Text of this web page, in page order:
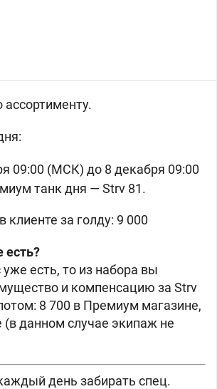
09:00 (МСК) до 8 декабря 09:00
танк дня — Strv 81.
за голду: 9 000
есть?
уже есть, то из набора вы
и компенсацию за Strv
8 700 в Премиум магазине,
(в данном случае экипаж не
день забирать спец.